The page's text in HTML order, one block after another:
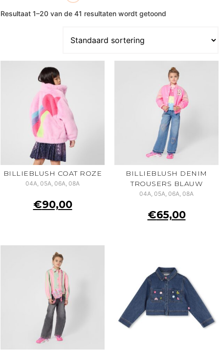
Resultaat 1–20 van de 41 resultaten wordt getoond
BILLIEBLUSH COAT ROZE
04A, 05A, 06A, 08A
€90,00
BILLIEBLUSH DENIM
TROUSERS BLAUW
04A, 05A, 06A, 08A
€65,00